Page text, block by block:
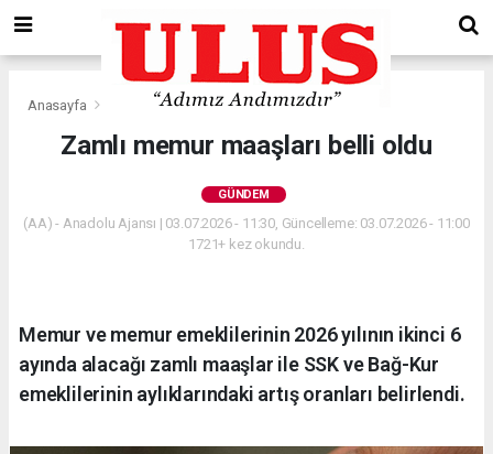
Anasayfa Gündem
Zamlı memur maaşları belli oldu
GÜNDEM
(AA) - Anadolu Ajansı | 03.07.2026 - 11:30, Güncelleme: 03.07.2026 - 11:00
1721+ kez okundu.
Memur ve memur emeklilerinin 2026 yılının ikinci 6
ayında alacağı zamlı maaşlar ile SSK ve Bağ-Kur
emeklilerinin aylıklarındaki artış oranları belirlendi.